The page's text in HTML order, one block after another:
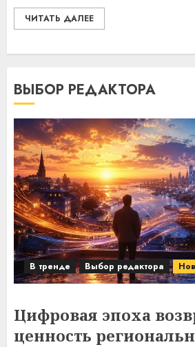
ЧИТАТЬ ДАЛЕЕ
ВЫБОР РЕДАКТОРА
В тренде Выбор редактора
Цифровая эпоха
ценность